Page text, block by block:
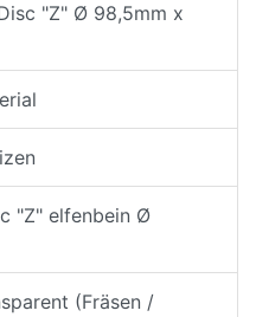
"Z" Ø 98,5mm x
"Z" elfenbein Ø
(Fräsen /